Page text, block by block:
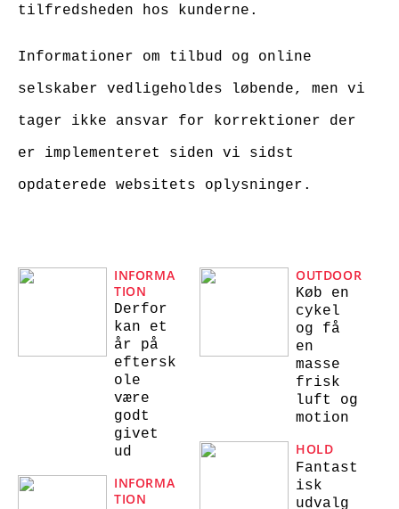
tilfredsheden hos kunderne.
Informationer om tilbud og online
selskaber vedligeholdes løbende, men vi
tager ikke ansvar for korrektioner der
er implementeret siden vi sidst
opdaterede websitets oplysninger.
INFORMA
TION
Derfor
kan et
år på
eftersk
ole
være
godt
givet
ud
INFORMA
TION
OUTDOOR
Køb en
cykel
og få
en
masse
frisk
luft og
motion
HOLD
Fantast
isk
udvalg